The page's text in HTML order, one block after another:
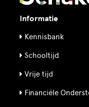
Informatie
Kennisbank
Schooltijd
Vrije tijd
Financiële